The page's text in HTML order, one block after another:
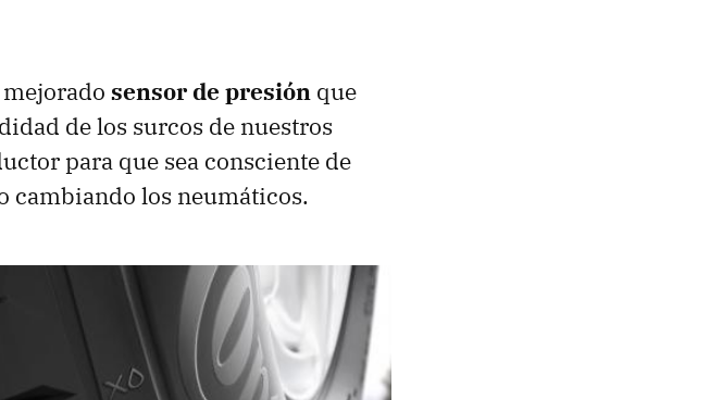
sensor de presión que
de los surcos de nuestros
para que sea consciente de
cambiando los neumáticos.